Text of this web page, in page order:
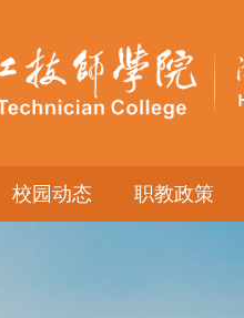
校园动态 职教政策